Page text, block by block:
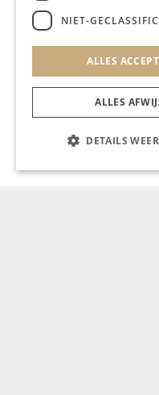
GASTRONOMIE
Damianz
menu:
NIET-
ALLES
ALLES
DETAILS